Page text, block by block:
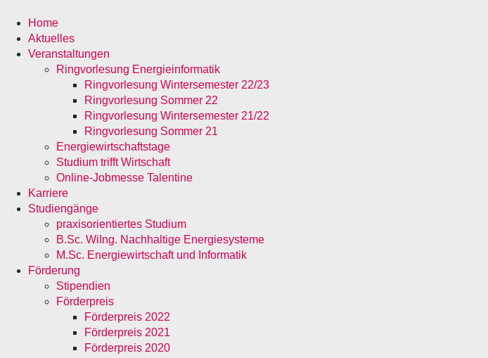
Home
Aktuelles
Veranstaltungen
Ringvorlesung Energieinformatik
Ringvorlesung Wintersemester 22/23
Ringvorlesung Sommer 22
Ringvorlesung Wintersemester 21/22
Ringvorlesung Sommer 21
Energiewirtschaftstage
Studium trifft Wirtschaft
Online-Jobmesse Talentine
Karriere
Studiengänge
praxisorientiertes Studium
B.Sc. WiIng. Nachhaltige Energiesysteme
M.Sc. Energiewirtschaft und Informatik
Förderung
Stipendien
Förderpreis
Förderpreis 2022
Förderpreis 2021
Förderpreis 2020